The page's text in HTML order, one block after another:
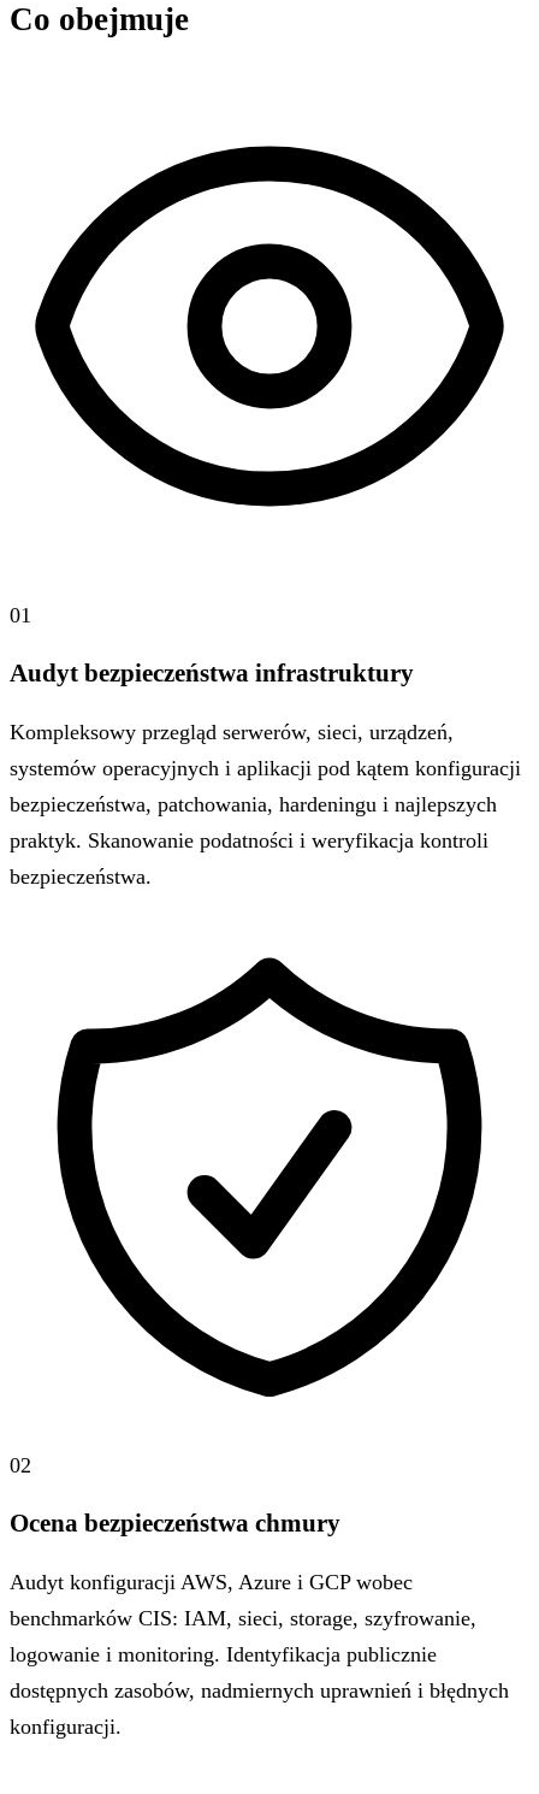
Co obejmuje
01
Audyt bezpieczeństwa infrastruktury
Kompleksowy przegląd serwerów, sieci, urządzeń,
systemów operacyjnych i aplikacji pod kątem konfiguracji
bezpieczeństwa, patchowania, hardeningu i najlepszych
praktyk. Skanowanie podatności i weryfikacja kontroli
bezpieczeństwa.
02
Ocena bezpieczeństwa chmury
Audyt konfiguracji AWS, Azure i GCP wobec
benchmarków CIS: IAM, sieci, storage, szyfrowanie,
logowanie i monitoring. Identyfikacja publicznie
dostępnych zasobów, nadmiernych uprawnień i błędnych
konfiguracji.